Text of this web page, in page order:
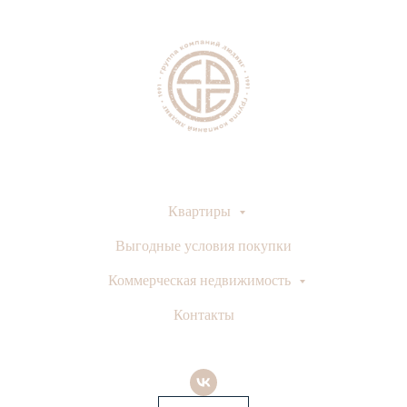
Квартиры
Выгодные условия покупки
Коммерческая недвижимость
Контакты